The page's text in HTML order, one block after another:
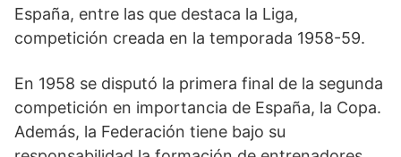
España, entre las que destaca la Liga,
competición creada en la temporada 1958-59.
En 1958 se disputó la primera final de la segunda
competición en importancia de España, la Copa.
Además, la Federación tiene bajo su